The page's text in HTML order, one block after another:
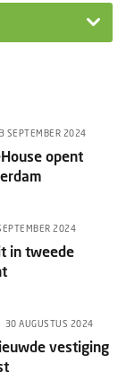
3 SEPTEMBER 2024
opent
2024
in tweede
30 AUGUSTUS 2024
vestiging